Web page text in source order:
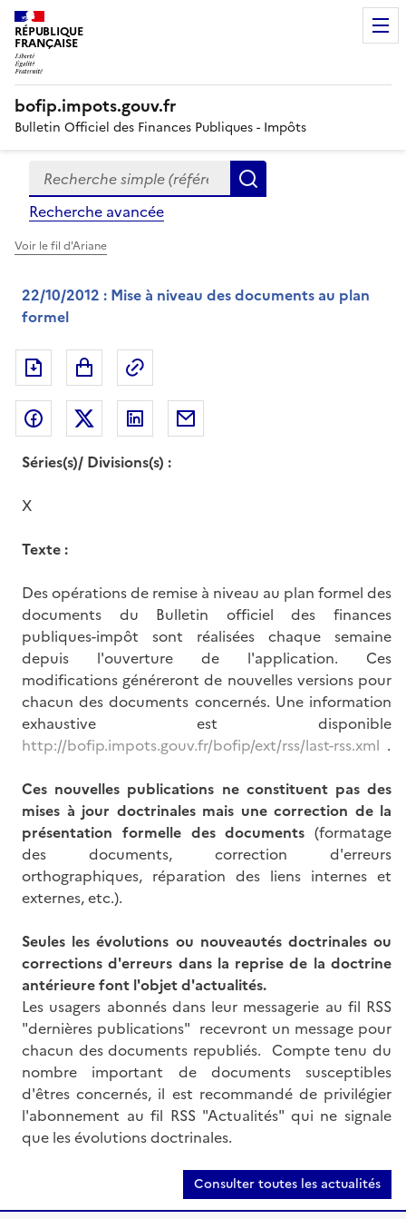
RÉPUBLIQUE
FRANÇAISE
bofip.impots.gouv.fr
Bulletin Officiel des Finances Publiques - Impôts
Formulaire
de
recherche
Recherche simple (références, mots clés, partie du
Recherche avancée
Voir le fil d'Ariane
22/10/2012 : Mise à niveau des documents au plan
formel
Exporter le document au format pdf
Partager sur Facebook
Partager sur Twitter
Partager sur LinkedIn
Séries(s)/ Divisions(s) :
X
Texte :
Des opérations de remise à niveau au plan formel des
documents du Bulletin officiel des finances
publiques-impôt sont réalisées chaque semaine
depuis l'ouverture de l'application. Ces
modifications généreront de nouvelles versions pour
chacun des documents concernés. Une information
exhaustive est disponible
http://bofip.impots.gouv.fr/bofip/ext/rss/last-rss.xml .
Ces nouvelles publications ne constituent pas des
mises à jour doctrinales mais une correction de la
présentation formelle des documents (formatage
des documents, correction d'erreurs
orthographiques, réparation des liens internes et
externes, etc.).
Seules les évolutions ou nouveautés doctrinales ou
corrections d'erreurs dans la reprise de la doctrine
antérieure font l'objet d'actualités.
Les usagers abonnés dans leur messagerie au fil RSS
"dernières publications" recevront un message pour
chacun des documents republiés. Compte tenu du
nombre important de documents susceptibles
d'êtres concernés, il est recommandé de privilégier
l'abonnement au fil RSS "Actualités" qui ne signale
que les évolutions doctrinales.
Consulter toutes les actualités